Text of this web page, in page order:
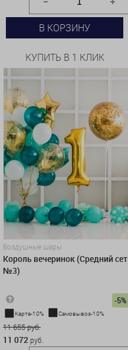
В КОРЗИНУ
КУПИТЬ В 1 КЛИК
Воздушные шары
Король вечеринок (Средний сет
№3)
-5%
Карта-10% Самовывоз-10%
11 655 руб.
11 072 руб.